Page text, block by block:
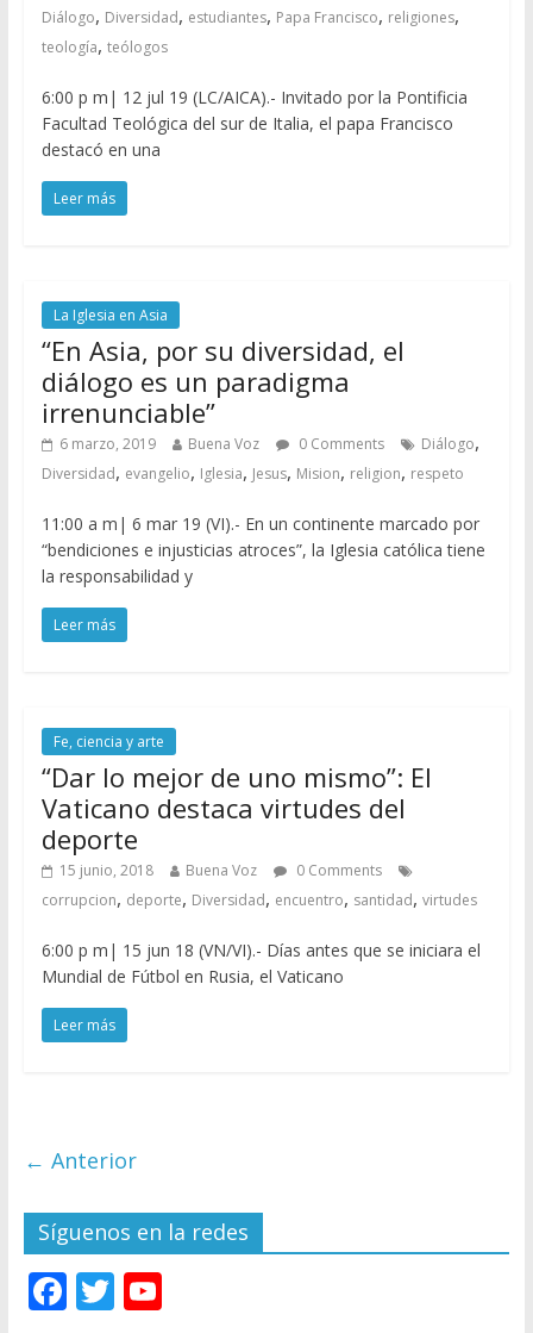
Diálogo, Diversidad, estudiantes, Papa Francisco, religiones,
teología, teólogos
6:00 p m| 12 jul 19 (LC/AICA).- Invitado por la Pontificia
Facultad Teológica del sur de Italia, el papa Francisco
destacó en una
Leer más
La Iglesia en Asia
“En Asia, por su diversidad, el
diálogo es un paradigma
irrenunciable”
6 marzo, 2019 Buena Voz 0 Comments Diálogo,
Diversidad, evangelio, Iglesia, Jesus, Mision, religion, respeto
11:00 a m| 6 mar 19 (VI).- En un continente marcado por
“bendiciones e injusticias atroces”, la Iglesia católica tiene
la responsabilidad y
Leer más
Fe, ciencia y arte
“Dar lo mejor de uno mismo”: El
Vaticano destaca virtudes del
deporte
15 junio, 2018 Buena Voz
0 Comments
corrupcion, deporte, Diversidad, encuentro, santidad, virtudes
6:00 p m| 15 jun 18 (VN/VI).- Días antes que se iniciara el
Mundial de Fútbol en Rusia, el Vaticano
Leer más
← Anterior
Síguenos en la redes
F T Y